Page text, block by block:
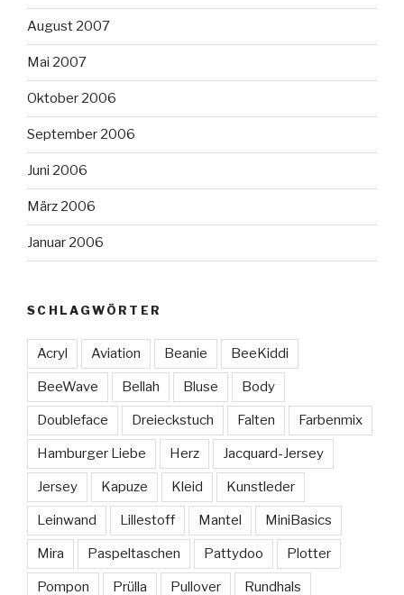
August 2007
Mai 2007
Oktober 2006
September 2006
Juni 2006
März 2006
Januar 2006
SCHLAGWÖRTER
Acryl Aviation Beanie BeeKiddi
BeeWave Bellah Bluse Body
Doubleface Dreieckstuch Falten Farbenmix
Hamburger Liebe Herz Jacquard-Jersey
Jersey Kapuze Kleid Kunstleder
Leinwand Lillestoff Mantel MiniBasics
Mira Paspeltaschen Pattydoo Plotter
Pompon Prülla Pullover Rundhals